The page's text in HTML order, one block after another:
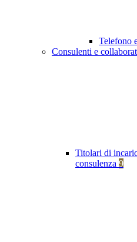
Telefono
Consulenti e
Titolari di
consulenza 9